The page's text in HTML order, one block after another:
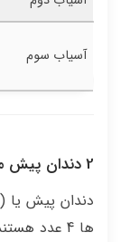
آسیاب سوم
2 دندان پیش مرکزی در فک پایین